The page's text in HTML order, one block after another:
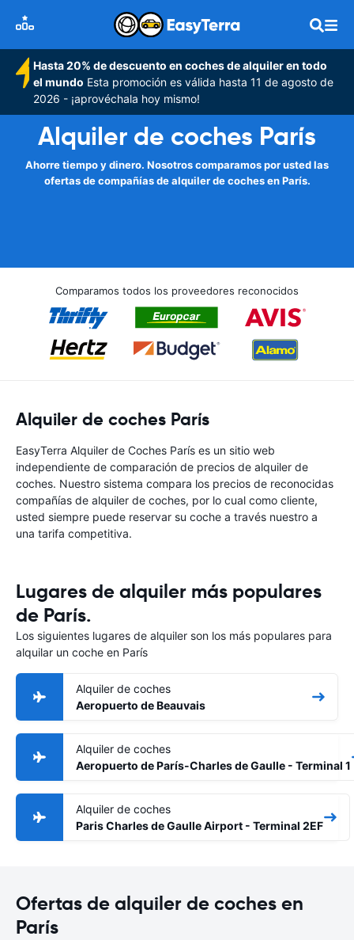
Hasta 20% de descuento en coches de alquiler en todo
el mundo Esta promoción es válida hasta 11 de agosto de
2026 - ¡aprovéchala hoy mismo!
Alquiler de coches París
Ahorre tiempo y dinero. Nosotros comparamos por usted las
ofertas de compañías de alquiler de coches en París.
Comparamos todos los proveedores reconocidos
Alquiler de coches París
EasyTerra Alquiler de Coches París es un sitio web
independiente de comparación de precios de alquiler de
coches. Nuestro sistema compara los precios de reconocidas
compañías de alquiler de coches, por lo cual como cliente,
usted siempre puede reservar su coche a través nuestro a
una tarifa competitiva.
Lugares de alquiler más populares
de París.
Los siguientes lugares de alquiler son los más populares para
alquilar un coche en París
Alquiler de coches
Aeropuerto de Beauvais
Alquiler de coches
Aeropuerto de París-Charles de Gaulle - Terminal 1
Alquiler de coches
Paris Charles de Gaulle Airport - Terminal 2EF
Ofertas de alquiler de coches en
París